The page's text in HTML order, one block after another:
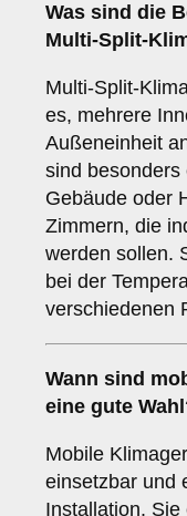
Was sind die
Multi-Split-
Multi-Split-
es, mehrere
Außeneinheit
sind
Gebäude oder
Zimmern, die
werden sollen.
bei der
verschiedenen
Wann sind
eine gute
Mobile
einsetzbar und
Installation.